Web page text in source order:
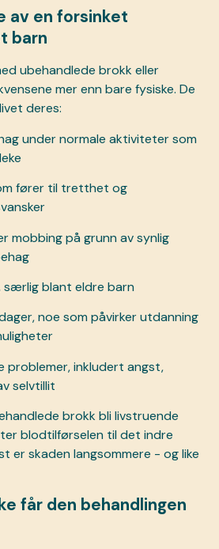
av en forsinket
barn
ubehandlede brokk eller
mer enn bare fysiske. De
deres:
under normale aktiviteter som
fører til tretthet og
mobbing på grunn av synlig
særlig blant eldre barn
noe som påvirker utdanning
problemer, inkludert angst,
selvtillit
brokk bli livstruende
blodtilførselen til det indre
er skaden langsommere - og like
får den behandlingen